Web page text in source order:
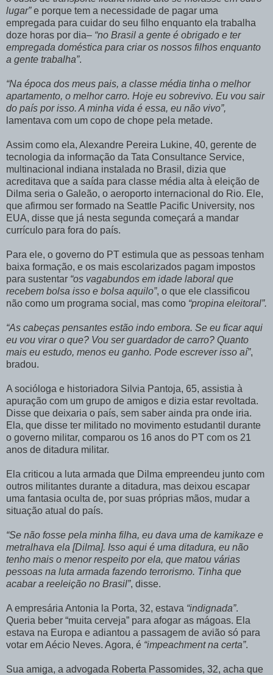
lugar”e porque tem a necessidade de pagar uma
empregada para cuidar do seu filho enquanto ela trabalha
doze horas por dia– “no Brasil a gente é obrigado e ter
empregada doméstica para criar os nossos filhos enquanto
a gente trabalha”.
“Na época dos meus pais, a classe média tinha o melhor
apartamento, o melhor carro. Hoje eu sobrevivo. Eu vou sair
do país por isso. A minha vida é essa, eu não vivo”,
lamentava com um copo de chope pela metade.
Assim como ela, Alexandre Pereira Lukine, 40, gerente de
tecnologia da informação da Tata Consultance Service,
multinacional indiana instalada no Brasil, dizia que
acreditava que a saída para classe média alta à eleição de
Dilma seria o Galeão, o aeroporto internacional do Rio. Ele,
que afirmou ser formado na Seattle Pacific University, nos
EUA, disse que já nesta segunda começará a mandar
currículo para fora do país.
Para ele, o governo do PT estimula que as pessoas tenham
baixa formação, e os mais escolarizados pagam impostos
para sustentar “os vagabundos em idade laboral que
recebem bolsa isso e bolsa aquilo”, o que ele classificou
não como um programa social, mas como “propina eleitoral”.
“As cabeças pensantes estão indo embora. Se eu ficar aqui
eu vou virar o que? Vou ser guardador de carro? Quanto
mais eu estudo, menos eu ganho. Pode escrever isso aí”,
bradou.
A socióloga e historiadora Silvia Pantoja, 65, assistia à
apuração com um grupo de amigos e dizia estar revoltada.
Disse que deixaria o país, sem saber ainda pra onde iria.
Ela, que disse ter militado no movimento estudantil durante
o governo militar, comparou os 16 anos do PT com os 21
anos de ditadura militar.
Ela criticou a luta armada que Dilma empreendeu junto com
outros militantes durante a ditadura, mas deixou escapar
uma fantasia oculta de, por suas próprias mãos, mudar a
situação atual do país.
“Se não fosse pela minha filha, eu dava uma de kamikaze e
metralhava ela [Dilma]. Isso aqui é uma ditadura, eu não
tenho mais o menor respeito por ela, que matou várias
pessoas na luta armada fazendo terrorismo. Tinha que
acabar a reeleição no Brasil”, disse.
A empresária Antonia la Porta, 32, estava “indignada”.
Queria beber “muita cerveja” para afogar as mágoas. Ela
estava na Europa e adiantou a passagem de avião só para
votar em Aécio Neves. Agora, é “impeachment na certa”.
Sua amiga, a advogada Roberta Passomides, 32, acha que